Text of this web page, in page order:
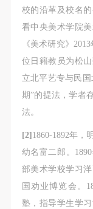
校的沿革及校名
看中央美术学院
《美术研究》
位日籍教员为松
立北平艺专与民
期”的提法，学者
法。
[2]1860-1892年，
幼名富二郎。
部美术学校学习
国劝业博览会。
塾，指导学生学